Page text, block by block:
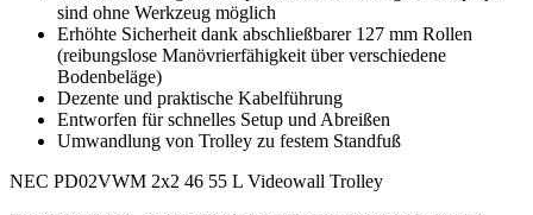
sind ohne Werkzeug möglich
Erhöhte Sicherheit dank abschließbarer 127 mm Rollen
(reibungslose Manövrierfähigkeit über verschiedene
Bodenbeläge)
Dezente und praktische Kabelführung
Entworfen für schnelles Setup und Abreißen
Umwandlung von Trolley zu festem Standfuß
NEC PD02VWM 2x2 46 55 L Videowall Trolley